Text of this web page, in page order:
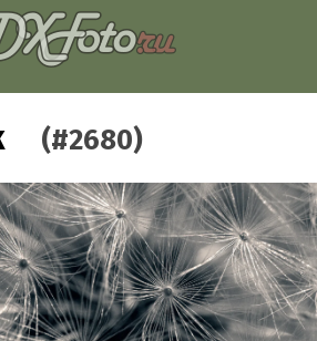
(#2680)